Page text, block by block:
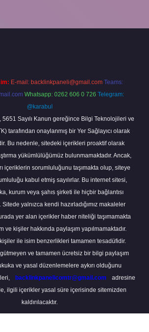
E-mail: backlinkpaneli@gmail.com Teams:
Whatsapp: 0262 606 0 726 Telegram:
@karabul
5651 Sayılı Kanun gereğince Bilgi Teknolojileri ve
tarafından onaylanmış bir Yer Sağlayıcı olarak
Bu nedenle, sitedeki içerikleri proaktif olarak
yükümlülüğümüz bulunmamaktadır. Ancak,
içeriklerin sorumluluğunu taşımakta olup, siteye
kabul etmiş sayılırlar. Bu internet sitesi,
kurum veya şahıs şirketi ile hiçbir bağlantısı
Sitede yalnızca kendi hazırladığımız makaleler
yer alan içerikler haber niteliği taşımamakta
ve kişiler hakkında paylaşım yapılmamaktadır.
ile isim benzerlikleri tamamen tesadüfidir.
ve tamamen ücretsiz bir bilgi paylaşım
ve yasal düzenlemelere aykırı olduğunu
backlinkpanelicomtr@gmail.com
adresine
ilgili içerikler yasal süre içerisinde sitemizden
kaldırılacaktır.